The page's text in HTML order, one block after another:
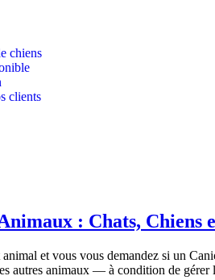
chiens
clients
: Chats, Chiens
et vous vous demandez si un
autres animaux — à condition de